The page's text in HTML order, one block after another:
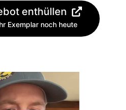
enthüllen
Exemplar noch heute